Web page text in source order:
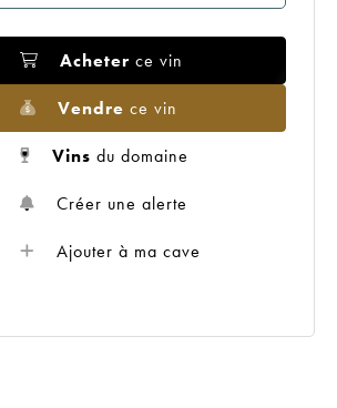
Acheter ce vin
Vendre ce vin
Vins du domaine
Créer une alerte
Ajouter à ma cave